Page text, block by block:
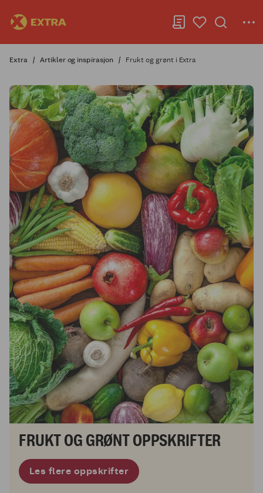
Extra Artikler og inspirasjon Frukt og grønt i Extra
FRUKT OG GRØNT OPPSKRIFTER
Les flere oppskrifter